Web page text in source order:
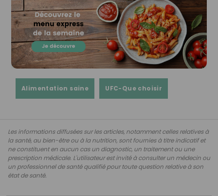
Alimentation saine UFC-Que choisir
Les informations diffusées sur les articles, notamment celles relatives à
la santé, au bien-être ou à la nutrition, sont fournies à titre indicatif et
ne constituent en aucun cas un diagnostic, un traitement ou une
prescription médicale. L'utilisateur est invité à consulter un médecin ou
un professionnel de santé qualifié pour toute question relative à son
état de santé.